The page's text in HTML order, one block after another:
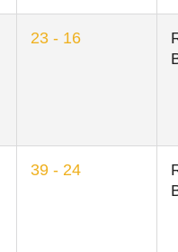
23 - 16
39 - 24